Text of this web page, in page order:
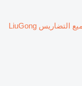
جديد رافعة لجميع التضاريس LiuGong